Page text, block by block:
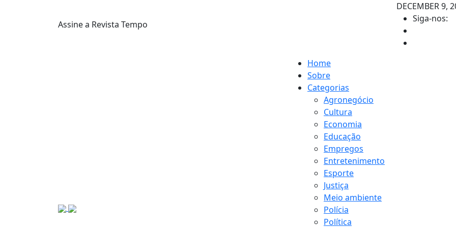
Assine a Revista Tempo
DECEMBER 9,
Siga-nos:
Home
Sobre
Categorias
Agronegócio
Cultura
Economia
Educação
Empregos
Entretenimento
Esporte
Justiça
Meio ambiente
Polícia
Política